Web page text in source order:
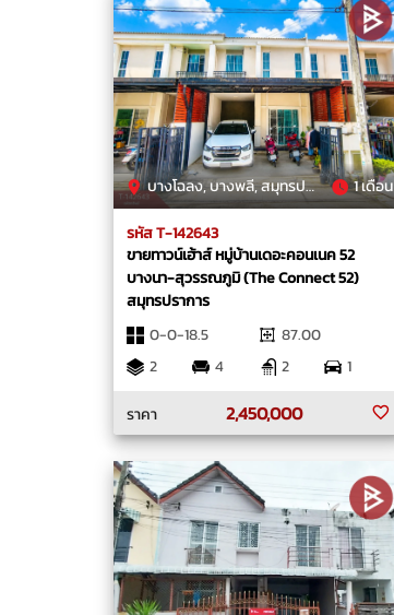
บางโฉลง, บางพลี, สมุทรปราการ 1 เดือน
รหัส T-142643
ขายทาวน์เฮ้าส์ หมู่บ้านเดอะคอนเนค 52
บางนา-สุวรรณภูมิ (The Connect 52)
สมุทรปราการ
0-0-18.5
87.00
2
4 2
1
ราคา
2,450,000